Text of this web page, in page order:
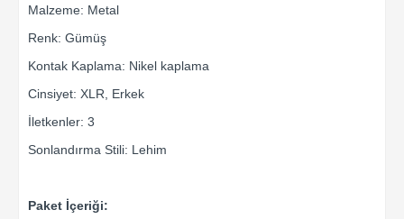
Malzeme: Metal
Renk: Gümüş
Kontak Kaplama: Nikel kaplama
Cinsiyet: XLR, Erkek
İletkenler: 3
Sonlandırma Stili: Lehim
Paket İçeriği: